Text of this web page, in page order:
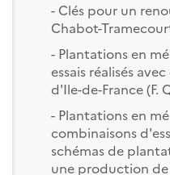
- Clés pour un
Chabot-
- Plantations en
essais réalisés
d'Ile-de-France (F.
- Plantations en
combinaisons
schémas de
une production de